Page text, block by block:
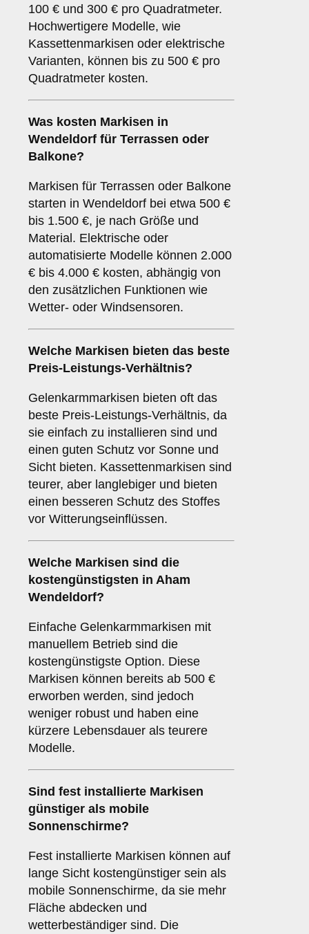
100 € und 300 € pro Quadratmeter.
Hochwertigere Modelle, wie
Kassettenmarkisen oder elektrische
Varianten, können bis zu 500 € pro
Quadratmeter kosten.
Was kosten Markisen in
Wendeldorf für Terrassen oder
Balkone?
Markisen für Terrassen oder Balkone
starten in Wendeldorf bei etwa 500 €
bis 1.500 €, je nach Größe und
Material. Elektrische oder
automatisierte Modelle können 2.000
€ bis 4.000 € kosten, abhängig von
den zusätzlichen Funktionen wie
Wetter- oder Windsensoren.
Welche Markisen bieten das beste
Preis-Leistungs-Verhältnis?
Gelenkarmmarkisen bieten oft das
beste Preis-Leistungs-Verhältnis, da
sie einfach zu installieren sind und
einen guten Schutz vor Sonne und
Sicht bieten. Kassettenmarkisen sind
teurer, aber langlebiger und bieten
einen besseren Schutz des Stoffes
vor Witterungseinflüssen.
Welche Markisen sind die
kostengünstigsten in Aham
Wendeldorf?
Einfache Gelenkarmmarkisen mit
manuellem Betrieb sind die
kostengünstigste Option. Diese
Markisen können bereits ab 500 €
erworben werden, sind jedoch
weniger robust und haben eine
kürzere Lebensdauer als teurere
Modelle.
Sind fest installierte Markisen
günstiger als mobile
Sonnenschirme?
Fest installierte Markisen können auf
lange Sicht kostengünstiger sein als
mobile Sonnenschirme, da sie mehr
Fläche abdecken und
wetterbeständiger sind. Die